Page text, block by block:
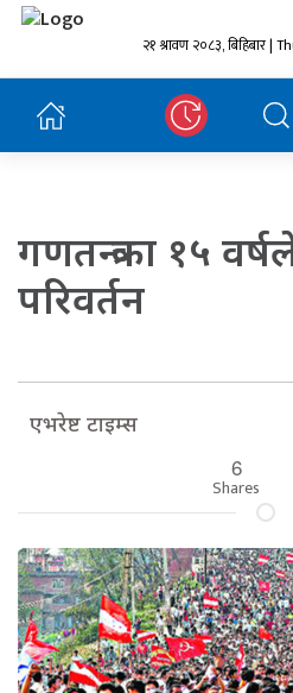
२१ श्रावण २०८३, बिहिबार |
गणतन्त्रका १५
परिवर्तन
एभरेष्ट टाइम्स
6
Shares